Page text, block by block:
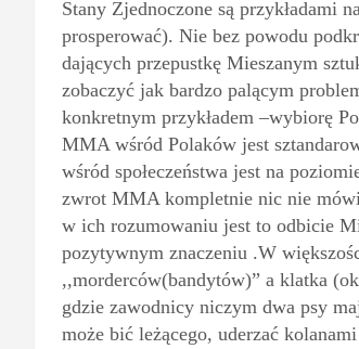
Stany Zjednoczone są przykładami
prosperować). Nie bez powodu
dających przepustkę Mieszanym
zobaczyć jak bardzo palącym
konkretnym przykładem –wybiorę
MMA wśród Polaków jest
wśród społeczeństwa jest na
zwrot MMA kompletnie nic nie
w ich rozumowaniu jest to odbicie
pozytywnym znaczeniu .W
,,morderców(bandytów)” a klatka
gdzie zawodnicy niczym dwa psy
może bić leżącego, uderzać